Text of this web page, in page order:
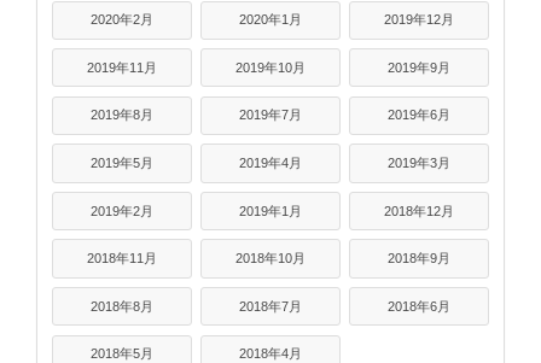
2020年2月 2020年1月 2019年12月
2019年11月 2019年10月 2019年9月
2019年8月 2019年7月 2019年6月
2019年5月 2019年4月 2019年3月
2019年2月 2019年1月 2018年12月
2018年11月 2018年10月 2018年9月
2018年8月 2018年7月 2018年6月
2018年5月 2018年4月